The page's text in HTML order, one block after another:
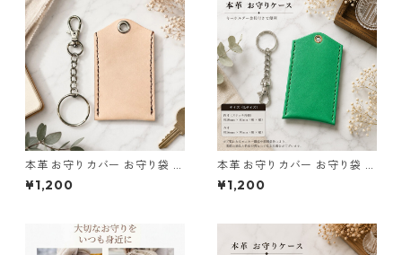
本革 お守りカバー お守り袋 日
本製 生成り ナチュラル サイズ
L l103 レザー お守りケース ハ
¥1,200
本革 お守りカバー お守り袋 グ
リーン l127 レザー お守りケー
ス AirTag収納 ハンドメイド
¥1,200